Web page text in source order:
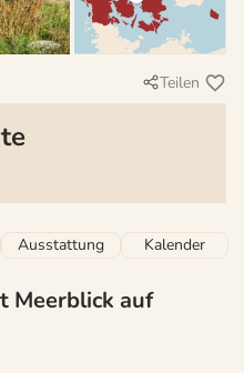
Teilen
Ausstattung Kalender
Meerblick auf